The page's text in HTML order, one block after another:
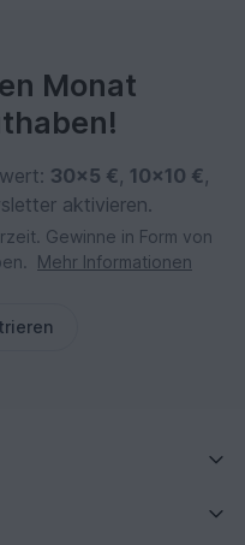
Monat
30×5 €, 10×10 €,
aktivieren.
Gewinne in Form von
Mehr Informationen